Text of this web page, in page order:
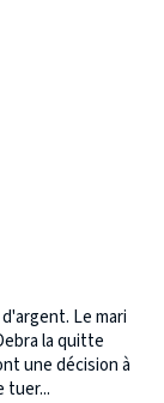
Le mari
la quitte
une décision à
tuer...